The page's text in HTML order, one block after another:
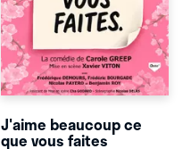
J'aime beaucoup ce
que vous faites